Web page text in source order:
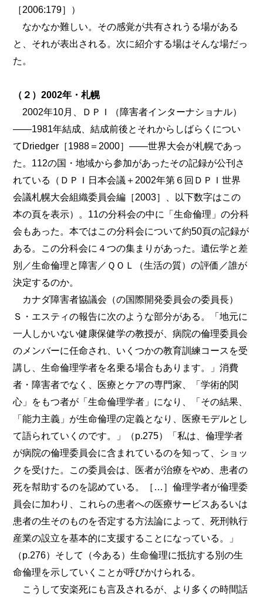
［2006:179］）
なかなか難しい。その感覚が共有されうる場がある
と、それが表出される。次に紹介する場はそんな場だっ
た。
（２）2002年・札幌
2002年10月、ＤＰＩ（障害者インターナショナル）
――1981年結成、結成前後とそれからしばらくについ
てDriedger［1988＝2000］――世界大会が札幌であっ
た。112の国・地域から参加があったその記録が公刊さ
れている（ＤＰＩ日本会議＋2002年第６回ＤＰＩ世界
会議札幌大会組織委員会編［2003］、以下数字はこの
本の頁を表示）。11の分科会の中に「生命倫理」の分科
会もあった。本ではこの分科会について約50頁の記録が
ある。この分科会に４つの集まりがあった。遺伝学と差
別／生命倫理と障害／ＱＯＬ（生活の質）の評価／誰が
決定するのか。
カナダ障害者協議会（の国際開発委員会の委員長）
Ｓ・エスティの報告に次のような部分がある。「地元に
一人しかいない健康保健学の教授が、病院の倫理委員会
のメンバーに任命され、いくつかの教育訓練コースを受
講し、生命倫理学者を名乗る場合もあります。」消費
者・障害者でなく、医療とケアの専門家、「学術的関
心」をもつ者が「生命倫理学者」になり、「その結果、
「能力主義」が生命倫理の定義となり、医療モデルとし
て語られていくのです。」（p.275）「私は、倫理学者
が病院の倫理委員会に含まれているのを知って、ショッ
クを受けた。この委員会は、医者が治療をやめ、患者の
死を幇助するのを認めている。［…］倫理学者が倫理委
員会に加わり、これらの患者への医療サービスあるいは
患者の生そのものを否定する方法論によって、死刑執行
産業の設立を基本的に支援することになっている。」
（p.276）そして（今ある）生命倫理に抵抗する別の生
命倫理を示していくことが呼びかけられる。
こうして安楽死にも言及されるが、より多くの時間話